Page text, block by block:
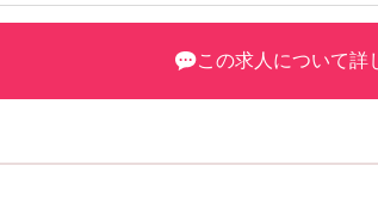
この求人について詳